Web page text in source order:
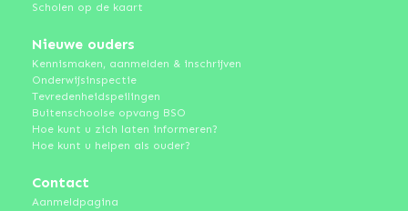
Scholen op de kaart
Nieuwe ouders
Kennismaken, aanmelden & inschrijven
Onderwijsinspectie
Tevredenheidspeilingen
Buitenschoolse opvang BSO
Hoe kunt u zich laten informeren?
Hoe kunt u helpen als ouder?
Contact
Aanmeldpagina